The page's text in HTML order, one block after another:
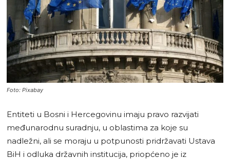
Foto: Pixabay
Entiteti u Bosni i Hercegovinu imaju pravo razvijati
međunarodnu suradnju, u oblastima za koje su
nadležni, ali se moraju u potpunosti pridržavati Ustava
BiH i odluka državnih institucija, priopćeno je iz